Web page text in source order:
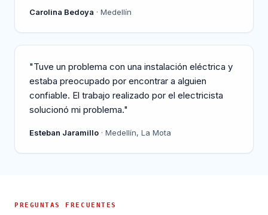
Carolina Bedoya · Medellín
"Tuve un problema con una instalación eléctrica y
estaba preocupado por encontrar a alguien
confiable. El trabajo realizado por el electricista
solucionó mi problema."
Esteban Jaramillo · Medellín, La Mota
PREGUNTAS FRECUENTES